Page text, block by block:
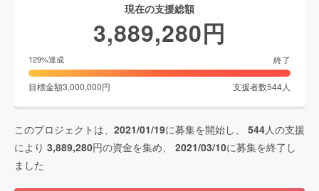
現在の支援総額
3,889,280円
129%達成 終了
目標金額3,000,000円 支援者数544人
このプロジェクトは、 2021/01/19に募集を開始し、 544人の支援
により 3,889,280円の資金を集め、 2021/03/10に募集を終了し
ました